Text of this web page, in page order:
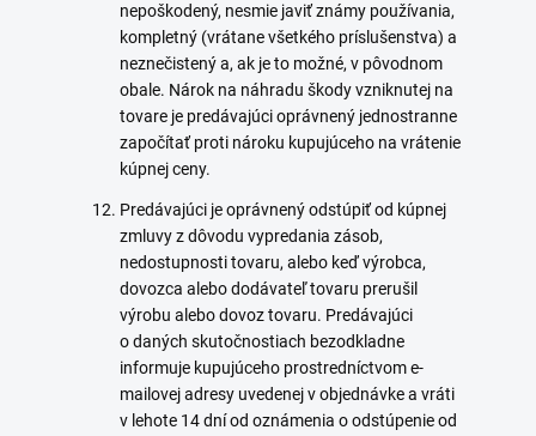
nepoškodený, nesmie javiť známy používania,
kompletný (vrátane všetkého príslušenstva) a
neznečistený a, ak je to možné, v pôvodnom
obale. Nárok na náhradu škody vzniknutej na
tovare je predávajúci oprávnený jednostranne
započítať proti nároku kupujúceho na vrátenie
kúpnej ceny.
Predávajúci je oprávnený odstúpiť od kúpnej
zmluvy z dôvodu vypredania zásob,
nedostupnosti tovaru, alebo keď výrobca,
dovozca alebo dodávateľ tovaru prerušil
výrobu alebo dovoz tovaru. Predávajúci
o daných skutočnostiach bezodkladne
informuje kupujúceho prostredníctvom e-
mailovej adresy uvedenej v objednávke a vráti
v lehote 14 dní od oznámenia o odstúpenie od